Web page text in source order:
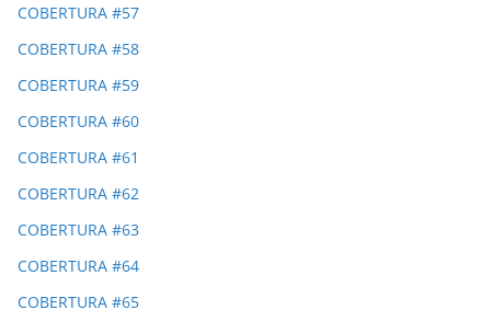
COBERTURA #57
COBERTURA #58
COBERTURA #59
COBERTURA #60
COBERTURA #61
COBERTURA #62
COBERTURA #63
COBERTURA #64
COBERTURA #65